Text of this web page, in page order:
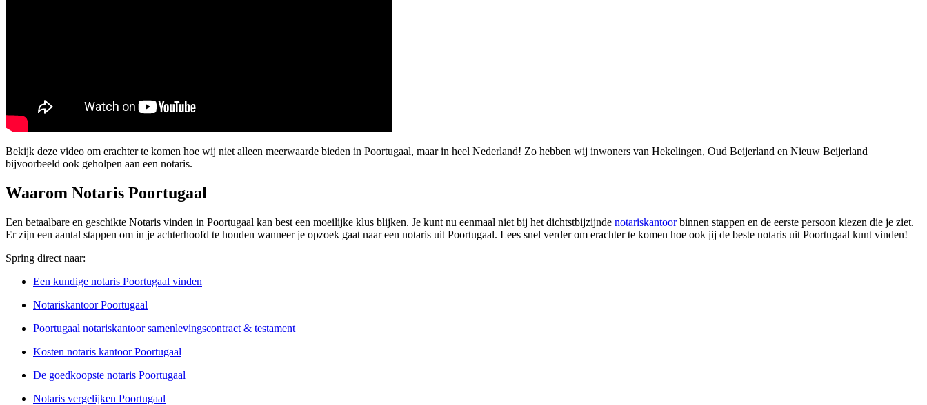
Bekijk deze video om erachter te komen hoe wij niet alleen meerwaarde bieden in Poortugaal, maar in heel Nederland! Zo hebben wij inwoners van Hekelingen, Oud Beijerland en Nieuw Beijerland
bijvoorbeeld ook geholpen aan een notaris.
Waarom Notaris Poortugaal
Een betaalbare en geschikte Notaris vinden in Poortugaal kan best een moeilijke klus blijken. Je kunt nu eenmaal niet bij het dichtstbijzijnde notariskantoorbinnen stappen en de eerste persoon kiezen die je ziet.
Er zijn een aantal stappen om in je achterhoofd te houden wanneer je opzoek gaat naar een notaris uit Poortugaal. Lees snel verder om erachter te komen hoe ook jij de beste notaris uit Poortugaal kunt vinden!
Spring direct naar:
Een kundige notaris Poortugaal vinden
Notariskantoor Poortugaal
Poortugaal notariskantoor samenlevingscontract & testament
Kosten notaris kantoor Poortugaal
De goedkoopste notaris Poortugaal
Notaris vergelijken Poortugaal